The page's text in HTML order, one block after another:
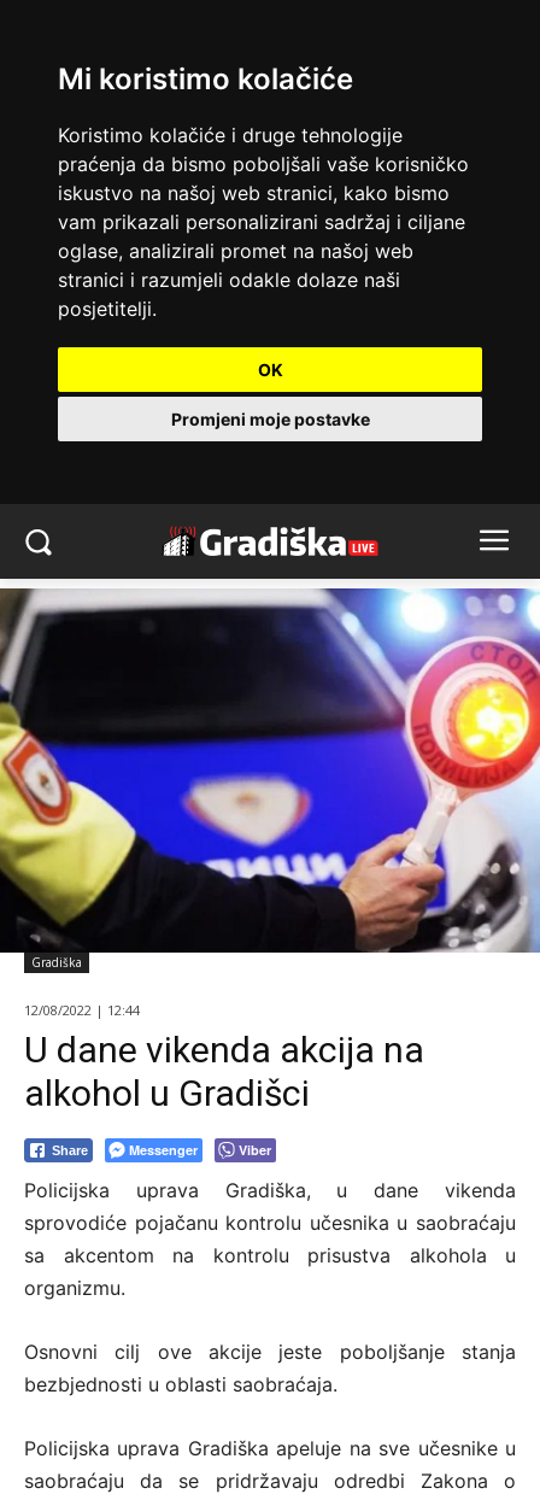
Mi koristimo kolačiće
Koristimo kolačiće i druge tehnologije
praćenja da bismo poboljšali vaše korisničko
iskustvo na našoj web stranici, kako bismo
vam prikazali personalizirani sadržaj i ciljane
oglase, analizirali promet na našoj web
stranici i razumjeli odakle dolaze naši
posjetitelji.
OK
Promjeni moje postavke
Gradiška
12/08/2022 | 12:44
U dane vikenda akcija na
alkohol u Gradišci
Share Messenger Viber
Policijska uprava Gradiška, u dane vikenda
sprovodiće pojačanu kontrolu učesnika u saobraćaju
sa akcentom na kontrolu prisustva alkohola u
organizmu.
Osnovni cilj ove akcije jeste poboljšanje stanja
bezbjednosti u oblasti saobraćaja.
Policijska uprava Gradiška apeluje na sve učesnike u
saobraćaju da se pridržavaju odredbi Zakona o